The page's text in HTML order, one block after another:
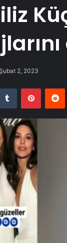
Şubat 2, 2023
Tumblr Pinterest